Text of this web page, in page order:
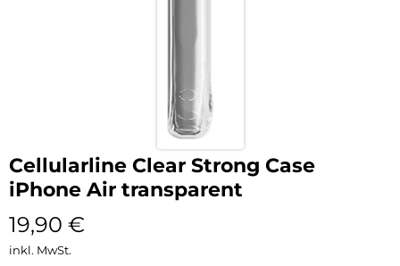
Cellularline Clear Strong Case
iPhone Air transparent
19,90 €
inkl. MwSt.